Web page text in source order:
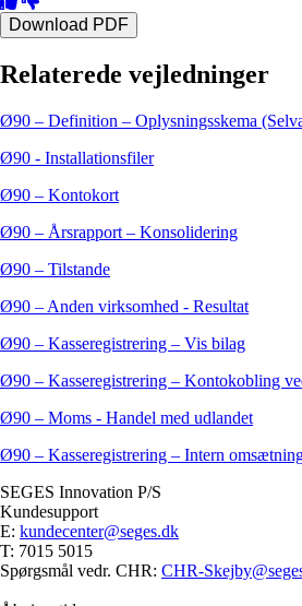
Download PDF
Relaterede vejledninger
Ø90 – Definition – Oplysningsskema
Ø90 - Installationsfiler
Ø90 – Kontokort
Ø90 – Årsrapport – Konsolidering
Ø90 – Tilstande
Ø90 – Anden virksomhed - Resultat
Ø90 – Kasseregistrering – Vis bilag
Ø90 – Kasseregistrering – Kontokobling
Ø90 – Moms - Handel med udlandet
Ø90 – Kasseregistrering – Intern
SEGES Innovation P/S
Kundesupport
E: kundecenter@seges.dk
T: 7015 5015
Spørgsmål vedr. CHR: CHR-